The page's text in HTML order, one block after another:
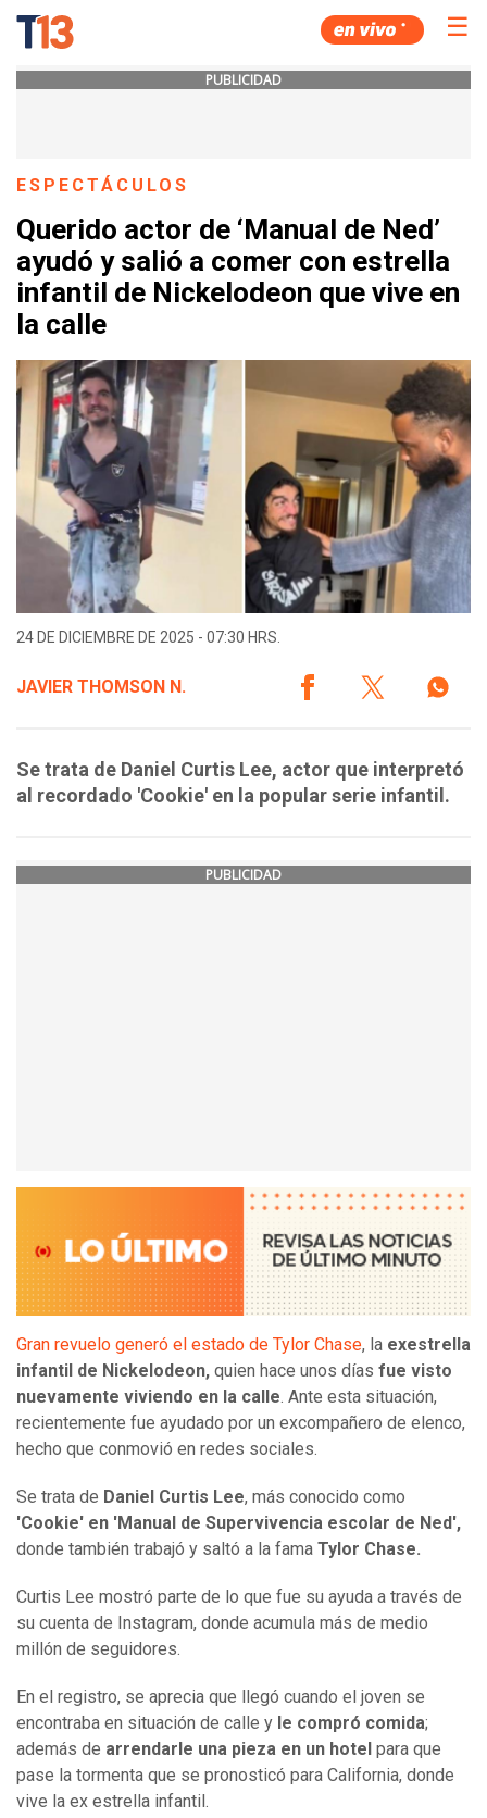
☰
PUBLICIDAD
ESPECTÁCULOS
Querido actor de ‘Manual de Ned’
ayudó y salió a comer con estrella
infantil de Nickelodeon que vive en
la calle
24 DE DICIEMBRE DE 2025 - 07:30 HRS.
JAVIER THOMSON N.
Se trata de Daniel Curtis Lee, actor que interpretó
al recordado 'Cookie' en la popular serie infantil.
PUBLICIDAD
Gran revuelo generó el estado de Tylor Chase, la exestrella
infantil de Nickelodeon, quien hace unos días fue visto
nuevamente viviendo en la calle. Ante esta situación,
recientemente fue ayudado por un excompañero de elenco,
hecho que conmovió en redes sociales.
Se trata de Daniel Curtis Lee, más conocido como
'Cookie' en 'Manual de Supervivencia escolar de Ned',
donde también trabajó y saltó a la fama Tylor Chase.
Curtis Lee mostró parte de lo que fue su ayuda a través de
su cuenta de Instagram, donde acumula más de medio
millón de seguidores.
En el registro, se aprecia que llegó cuando el joven se
encontraba en situación de calle y le compró comida;
además de arrendarle una pieza en un hotel para que
pase la tormenta que se pronosticó para California, donde
vive la ex estrella infantil.